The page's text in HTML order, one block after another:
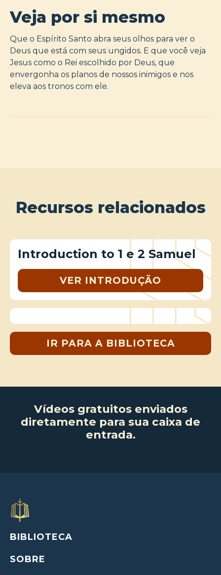
Veja por si mesmo
Que o Espírito Santo abra seus olhos para ver o
Deus que está com seus ungidos. E que você veja
Jesus como o Rei escolhido por Deus, que
envergonha os planos de nossos inimigos e nos
eleva aos tronos com ele.
Recursos relacionados
Introduction to 1 e 2 Samuel
VER INTRODUÇÃO
IR PARA A BIBLIOTECA
Vídeos gratuitos enviados
diretamente para sua caixa de
entrada.
BIBLIOTECA
SOBRE